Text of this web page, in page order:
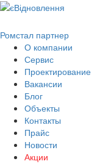
Ромстал партнер
О компании
Сервис
Проектирование
Вакансии
Блог
Объекты
Контакты
Прайс
Новости
Акции